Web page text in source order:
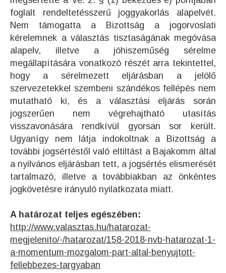
foglalt rendeltetésszerű joggyakorlás alapelvét.
Nem támogatta a Bizottság a jogorvoslati
kérelemnek a választás tisztaságának megóvása
alapelv, illetve a jóhiszeműség sérelme
megállapítására vonatkozó részét arra tekintettel,
hogy a sérelmezett eljárásban a jelölő
szervezetekkel szembeni szándékos fellépés nem
mutatható ki, és a választási eljárás során
jogszerűen nem végrehajtható utasítás
visszavonására rendkívül gyorsan sor került.
Ugyanígy nem látja indokoltnak a Bizottság a
további jogsértéstől való eltiltást a Bajakomm által
a nyilvános eljárásban tett, a jogsértés elismerését
tartalmazó, illetve a továbbiakban az önkéntes
jogkövetésre irányuló nyilatkozata miatt.
A határozat teljes egészében:
http://www.valasztas.hu/hatarozat-
megjelenito/-/hatarozat/158-2018-nvb-hatarozat-1-
a-momentum-mozgalom-part-altal-benyujtott-
fellebbezes-targyaban